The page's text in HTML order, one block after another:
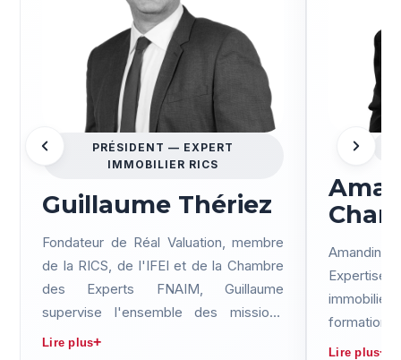
PRÉSIDENT — EXPERT
IMMOBILIER RICS
Guillaume Thériez
Fondateur de Réal Valuation, membre
de la RICS, de l'IFEI et de la Chambre
des Experts FNAIM, Guillaume
supervise l'ensemble des missions
d'expertise du cabinet et intervient sur
Lire plus
Expertise
Lire plus